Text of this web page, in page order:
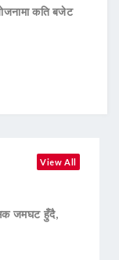
कति बजेट
View All
जमघट हुँदै,